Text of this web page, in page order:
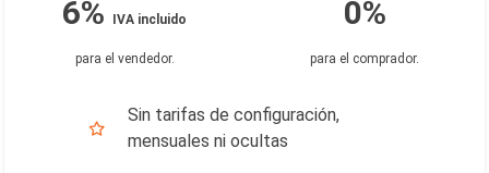
6% IVA incluido 0%
para el vendedor. para el comprador.
Sin tarifas de configuración,
mensuales ni ocultas